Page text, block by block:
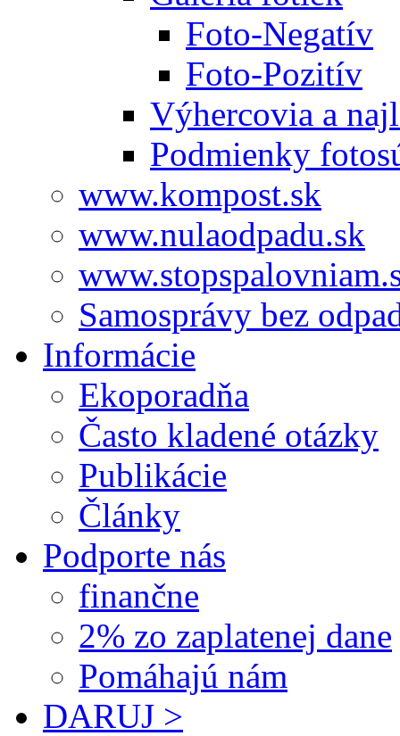
Foto-Negatív
Foto-Pozitív
Výhercovia a
Podmienky
www.kompost.sk
www.nulaodpadu.sk
Samosprávy bez
Informácie
Ekoporadňa
Často kladené otázky
Publikácie
Články
Podporte nás
finančne
2% zo zaplatenej dane
Pomáhajú nám
DARUJ >